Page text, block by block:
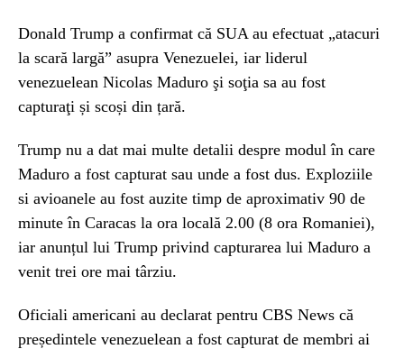
Donald Trump a confirmat că SUA au efectuat „atacuri
la scară largă” asupra Venezuelei, iar liderul
venezuelean Nicolas Maduro şi soţia sa au fost
capturaţi și scoși din țară.
Trump nu a dat mai multe detalii despre modul în care
Maduro a fost capturat sau unde a fost dus. Exploziile
si avioanele au fost auzite timp de aproximativ 90 de
minute în Caracas la ora locală 2.00 (8 ora Romaniei),
iar anunțul lui Trump privind capturarea lui Maduro a
venit trei ore mai târziu.
Oficiali americani au declarat pentru CBS News că
președintele venezuelean a fost capturat de membri ai